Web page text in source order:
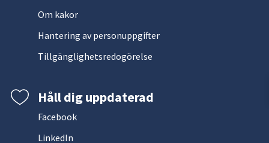
Om kakor
Hantering av personuppgifter
Tillgänglighetsredogörelse
Håll dig uppdaterad
Facebook
LinkedIn